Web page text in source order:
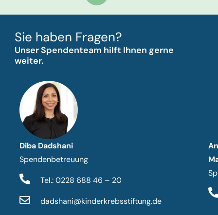
Sie haben Fragen?
Unser Spendenteam hilft Ihnen gerne
weiter.
Diba Dadshani
Spendenbetreuung
Tel.: 0228 688 46 – 20
dadshani@kinderkrebsstiftung.de